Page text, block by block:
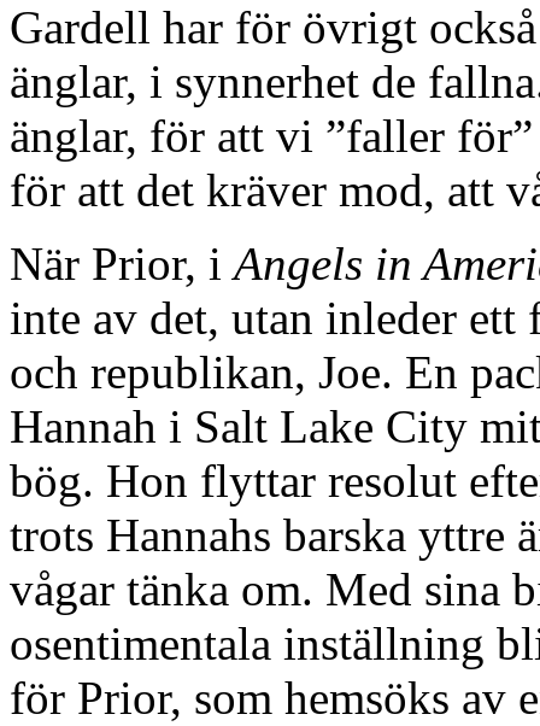
Gardell har för övrigt
änglar, i synnerhet de
änglar, för att vi ”faller för”
för att det kräver mod, att
När Prior, iAngels in
inte av det, utan inleder
och republikan, Joe. En
Hannah i Salt Lake City
bög. Hon flyttar resolut
trots Hannahs barska yttre
vågar tänka om. Med sina
osentimentala inställning
för Prior, som hemsöks av